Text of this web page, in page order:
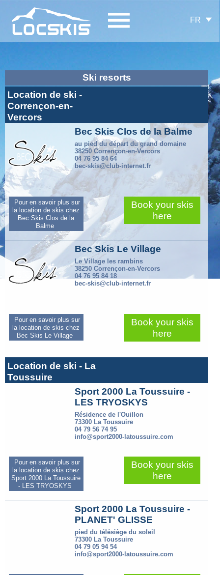
FR
Ski resorts
Location de ski -
Corrençon-en-
Vercors
Bec Skis Clos de la Balme
au pied du départ du grand domaine
38250 Corrençon-en-Vercors
04 76 95 84 64
bec-skis@club-internet.fr
Pour en savoir plus sur
la location de skis chez
Bec Skis Clos de la
Balme
Book your skis
here
Bec Skis Le Village
Le Village les rambins
38250 Corrençon-en-Vercors
04 76 95 84 18
bec-skis@club-internet.fr
Pour en savoir plus sur
la location de skis chez
Bec Skis Le Village
Book your skis
here
Location de ski - La
Toussuire
Sport 2000 La Toussuire -
LES TRYOSKYS
Résidence de l'Ouillon
73300 La Toussuire
04 79 56 74 95
info@sport2000-latoussuire.com
Pour en savoir plus sur
la location de skis chez
Sport 2000 La Toussuire
- LES TRYOSKYS
Book your skis
here
Sport 2000 La Toussuire -
PLANET' GLISSE
pied du télésiège du soleil
73300 La Toussuire
04 79 05 94 54
info@sport2000-latoussuire.com